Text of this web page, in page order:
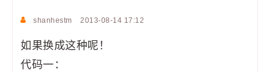
shanhestm 2013-08-14 17:12
如果换成这种呢！
代码一：